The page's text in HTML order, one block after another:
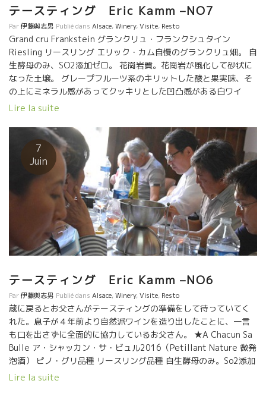
テースティング Eric Kamm –NO7
Par伊藤與志男 Publié dans Alsace,Winery,Visite, Resto
Grand cru Frankstein グランクリュ・フランクシュタイン
Riesling リースリング エリック・カム自慢のグランクリュ畑。 自
生酵母のみ、SO2添加ゼロ。 花崗岩質。花崗岩が風化して砂状に
なった土壌。 グレープフルーツ系のキリットした酸と果実味、そ
の上にミネラル感があってクッキリとした凹凸感がある白ワイ
ン。 流石グランクリュのリースリング。 QV . g ポワン・ジェ ゲ
間のマセラッション・カルボニック醸造。 １０か月の樽熟成。 ロ
ゼでもない、オレンジワインでもないロゼ色とオレンジ色の中間
色。 花崗岩土壌のミネラル感タップリで、ほのかなタンニンとバ
ラ風味の果実風味が心地よい。 ★Pinot Noir 2016 ピノ・ノワー
ル 自生酵母のみ、SO2添加ゼロ 3週間のカモシしたタンク、4日間
のみのタンク、2種類をブレンド 樽熟１０か月。 花崗岩土壌、ピ
ノ風味豊か、花崗岩土壌のスカットしたミネラル感があり、涼し
いタイプのピノ。 ★MARC マール 自家製のポットスティル蒸留器
で造ったゲヴェルツトラミネエールのマール。 ゲベルツトラミネ
ールの果実風味が残っており限りなくワインに近いマールって感
巻をやりたい。
Lire la suite
7
Juin
テースティング Eric Kamm –NO6
Par伊藤與志男 Publié dans Alsace,Winery,Visite, Resto
蔵に戻るとお父さんがテースティングの準備をして待っていてく
れた。息子が４年前より自然派ワインを造り出したことに、一言
も口を出さずに全面的に協力しているお父さん。 ★A Chacun Sa
Bulle ア・シャッカン・サ・ビュル2016（Petillant Nature 微発
泡酒） ピノ・グリ品種 リースリング品種 自生酵母のみ。So2添加
ゼロ。 花崗岩からくるキリットしたミネラル感、花崗岩質で育つ
Lire la suite